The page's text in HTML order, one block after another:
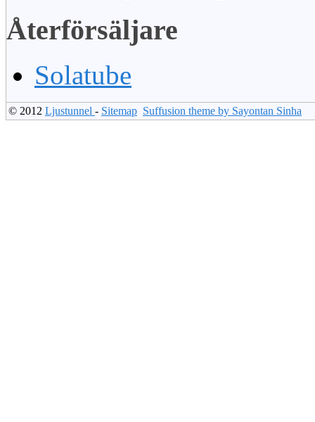
Återförsäljare
Solatube
© 2012 Ljustunnel - Sitemap Suffusion theme by Sayontan Sinha